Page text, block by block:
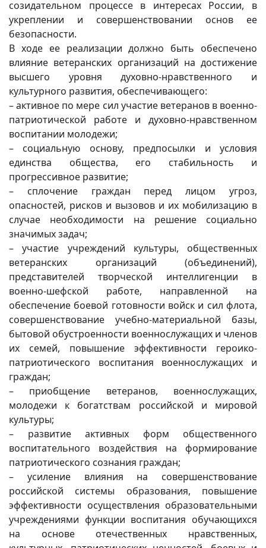
созидательном процессе в интересах России, в
укреплении и совершенствовании основ ее
безопасности.
В ходе ее реализации должно быть обеспечено
влияние ветеранских организаций на достижение
высшего уровня духовно-нравственного и
культурного развития, обеспечивающего:
– активное по мере сил участие ветеранов в военно-
патриотической работе и духовно-нравственном
воспитании молодежи;
– социальную основу, предпосылки и условия
единства общества, его стабильность и
прогрессивное развитие;
– сплочение граждан перед лицом угроз,
опасностей, рисков и вызовов и их мобилизацию в
случае необходимости на решение социально
значимых задач;
– участие учреждений культуры, общественных
ветеранских организаций (объединений),
представителей творческой интеллигенции в
военно-шефской работе, направленной на
обеспечение боевой готовности войск и сил флота,
совершенствование учебно-материальной базы,
бытовой обустроенности военнослужащих и членов
их семей, повышение эффективности героико-
патриотического воспитания военнослужащих и
граждан;
– приобщение ветеранов, военнослужащих,
молодежи к богатствам российской и мировой
культуры;
– развитие активных форм общественного
воспитательного воздействия на формирование
патриотического сознания граждан;
– усиление влияния на совершенствование
российской системы образования, повышение
эффективности осуществления образовательными
учреждениями функции воспитания обучающихся
на основе отечественных нравственных,